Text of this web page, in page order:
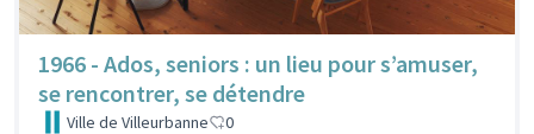
1966 - Ados, seniors : un lieu pour s’amuser,
se rencontrer, se détendre
Ville de Villeurbanne 0